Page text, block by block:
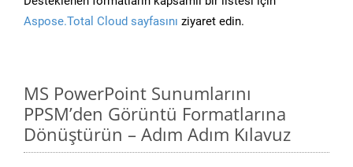
Aspose.Total Cloud sayfasını ziyaret edin.
MS PowerPoint Sunumlarını
PPSM’den Görüntü Formatlarına
Dönüştürün – Adım Adım Kılavuz